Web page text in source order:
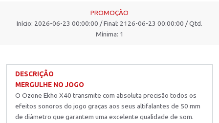
PROMOÇÃO
Início: 2026-06-23 00:00:00 / Final: 2126-06-23 00:00:00 / Qtd.
Mínima: 1
DESCRIÇÃO
MERGULHE NO JOGO
O Ozone Ekho X40 transmite com absoluta precisão todos os
efeitos sonoros do jogo graças aos seus altifalantes de 50 mm
de diâmetro que garantem uma excelente qualidade de som.